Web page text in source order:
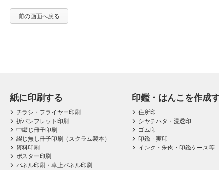
前の画面へ戻る
紙に印刷する
チラシ・フライヤー印刷
折パンフレット印刷
中綴じ冊子印刷
綴じ無し冊子印刷（スクラム製本）
資料印刷
ポスター印刷
パネル印刷・卓上パネル印刷
印鑑・はんこを作成
住所印
シヤチハタ・浸透印
ゴム印
印鑑・実印
インク・朱肉・印鑑ケース等